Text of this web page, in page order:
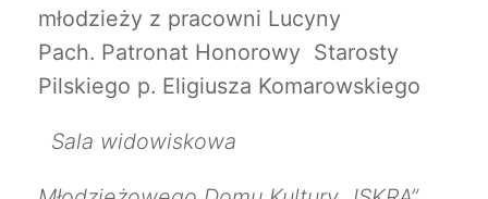
młodzieży z pracowni Lucyny
Pach. Patronat Honorowy Starosty
Pilskiego p. Eligiusza Komarowskiego
Sala widowiskowa